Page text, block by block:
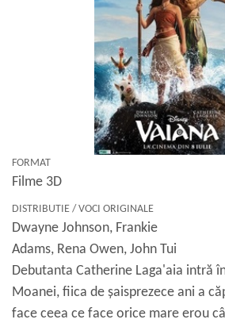
FORMAT
Filme 3D
DISTRIBUTIE / VOCI ORIGINALE
Dwayne Johnson, Frankie
Adams, Rena Owen, John Tui
Debutanta Catherine Laga'aia intră
Moanei, fiica de șaisprezece ani a
face ceea ce face orice mare erou